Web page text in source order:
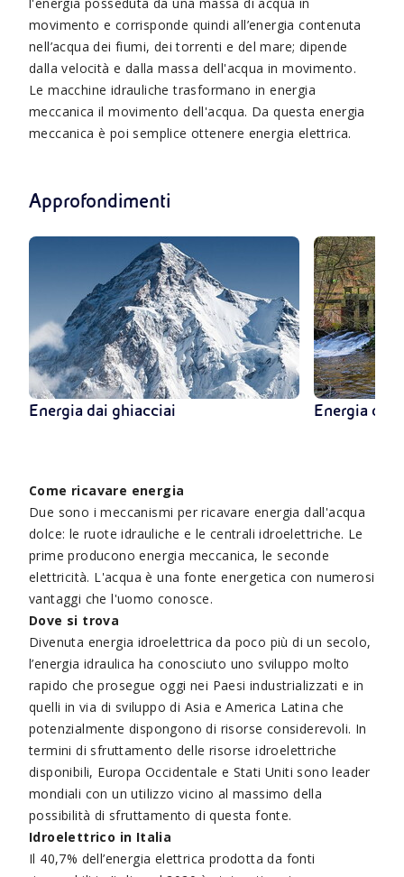
movimento e corrisponde quindi all’energia contenuta
nell’acqua dei fiumi, dei torrenti e del mare; dipende
dalla velocità e dalla massa dell'acqua in movimento.
Le macchine idrauliche trasformano in energia
meccanica il movimento dell'acqua. Da questa energia
meccanica è poi semplice ottenere energia elettrica.
Approfondimenti
Energia dai ghiacciai Energia di
Come ricavare energia
Due sono i meccanismi per ricavare energia dall'acqua
dolce: le ruote idrauliche e le centrali idroelettriche. Le
prime producono energia meccanica, le seconde
elettricità. L'acqua è una fonte energetica con numerosi
vantaggi che l'uomo conosce.
Dove si trova
Divenuta energia idroelettrica da poco più di un secolo,
l’energia idraulica ha conosciuto uno sviluppo molto
rapido che prosegue oggi nei Paesi industrializzati e in
quelli in via di sviluppo di Asia e America Latina che
potenzialmente dispongono di risorse considerevoli. In
termini di sfruttamento delle risorse idroelettriche
disponibili, Europa Occidentale e Stati Uniti sono leader
mondiali con un utilizzo vicino al massimo della
possibilità di sfruttamento di questa fonte.
Idroelettrico in Italia
Il 40,7% dell’energia elettrica prodotta da fonti